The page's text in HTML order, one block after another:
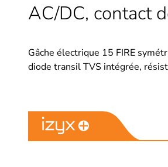
AC/DC, contact
Gâche électrique 15 FIRE
diode transil TVS intégrée,